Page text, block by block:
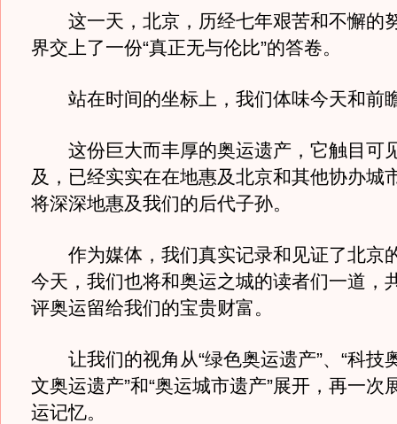
这一天，北京，历经七年艰苦和不懈的
界交上了一份“真正无与伦比”的答卷。
站在时间的坐标上，我们体味今天和前
这份巨大而丰厚的奥运遗产，它触目可
及，已经实实在在地惠及北京和其他协办城
将深深地惠及我们的后代子孙。
作为媒体，我们真实记录和见证了北京
今天，我们也将和奥运之城的读者们一道，
评奥运留给我们的宝贵财富。
让我们的视角从“绿色奥运遗产”、“科技
文奥运遗产”和“奥运城市遗产”展开，再一次
运记忆。